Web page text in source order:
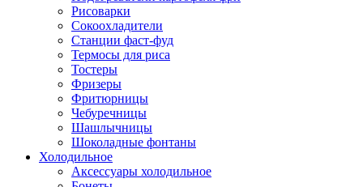
Рисоварки
Сокоохладители
Станции фаст-фуд
Термосы для риса
Тостеры
Фризеры
Фритюрницы
Чебуречницы
Шашлычницы
Шоколадные фонтаны
Холодильное
Аксессуары холодильное